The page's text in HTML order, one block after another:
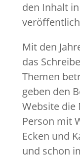
den Inhalt
Mit den
das
Themen
geben den
Website die
Person mit
Ecken und
und schon